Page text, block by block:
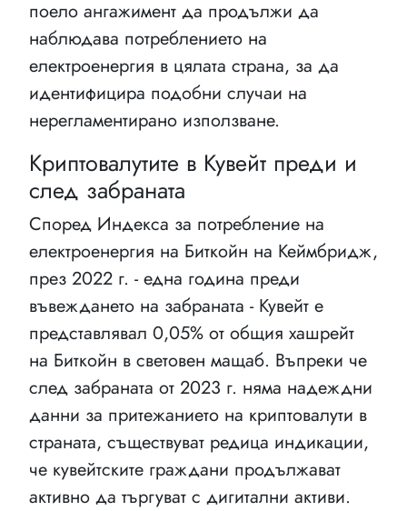
поело ангажимент да продължи да
наблюдава потреблението на
електроенергия в цялата страна, за да
идентифицира подобни случаи на
нерегламентирано използване.
Криптовалутите в Кувейт преди и
след забраната
Според Индекса за потребление на
електроенергия на Биткойн на Кеймбридж,
през 2022 г. - една година преди
въвеждането на забраната - Кувейт е
представлявал 0,05% от общия хашрейт
на Биткойн в световен мащаб. Въпреки че
след забраната от 2023 г. няма надеждни
данни за притежанието на криптовалути в
страната, съществуват редица индикации,
че кувейтските граждани продължават
активно да търгуват с дигитални активи.